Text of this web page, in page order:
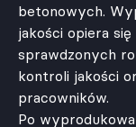
betonowych.
jakości opiera
sprawdzonych
kontroli jakości
pracowników.
Po